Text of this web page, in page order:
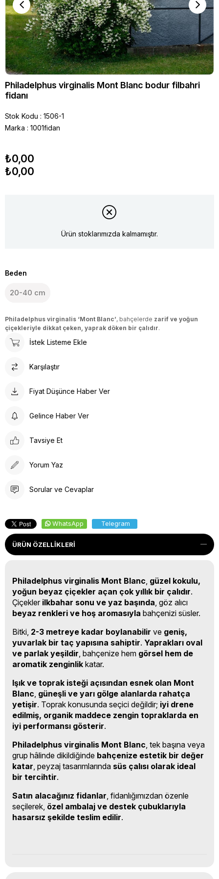
Philadelphus virginalis Mont Blanc bodur filbahri
fidanı
Stok Kodu
1506-1
Marka : 1001fidan
₺0,00
₺0,00
Ürün stoklarımızda kalmamıştır.
Beden
20-40 cm
Philadelphus virginalis ‘Mont Blanc’, bahçelerde zarif ve yoğun
çiçekleriyle dikkat çeken, yaprak döken bir çalıdır.
İstek Listeme Ekle
Karşılaştır
Fiyat Düşünce Haber Ver
Gelince Haber Ver
Tavsiye Et
Yorum Yaz
Sorular ve Cevaplar
WhatsApp Telegram
ÜRÜN ÖZELLIKLERI
Philadelphus virginalis Mont Blanc güzel kokulu,
yoğun beyaz çiçekler açan çok yıllık bir çalıdır.
Çiçekler ilkbahar sonu ve yaz başında , göz alıcı
beyaz renkleri ve hoş aromasıyla bahçenizi süsler.
Bitki, 2-3 metreye kadar boylanabilir ve geniş,
yuvarlak bir taç yapısına sahiptir. Yaprakları oval
ve parlak yeşildir , bahçenize hem görsel hem de
aromatik zenginlik katar.
Işık ve toprak isteği açısından esnek olan Mont
Blanc güneşli ve yarı gölge alanlarda rahatça
yetişir. Toprak konusunda seçici değildir; iyi drene
edilmiş, organik maddece zengin topraklarda en
iyi performansı gösterir.
Philadelphus virginalis Mont Blanc , tek başına veya
grup hâlinde dikildiğinde bahçenize estetik bir değer
katar , peyzaj tasarımlarında süs çalısı olarak ideal
bir tercihtir.
Satın alacağınız fidanlar , fidanlığımızdan özenle
seçilerek, özel ambalaj ve destek çubuklarıyla
hasarsız şekilde teslim edilir.